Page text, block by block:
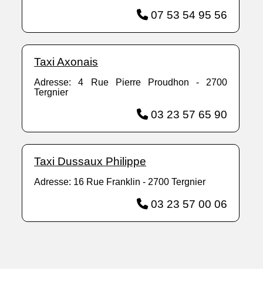
07 53 54 95 56
Taxi Axonais
Adresse: 4 Rue Pierre Proudhon - 2700
Tergnier
03 23 57 65 90
Taxi Dussaux Philippe
Adresse: 16 Rue Franklin - 2700 Tergnier
03 23 57 00 06